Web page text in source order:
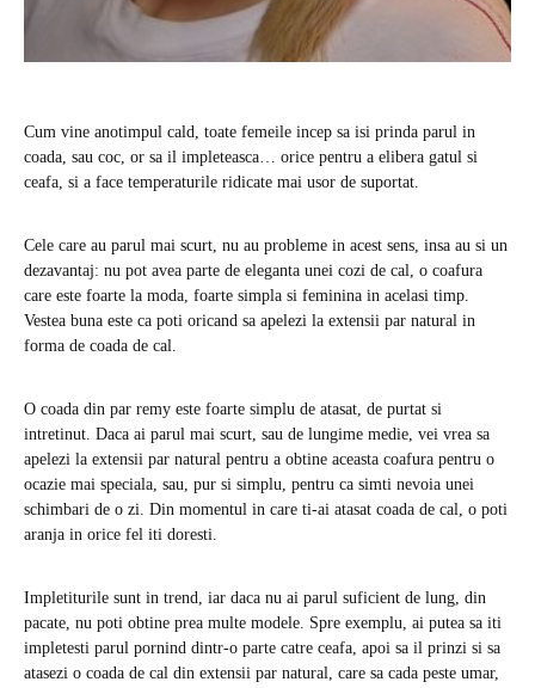
Cum vine anotimpul cald, toate femeile incep sa isi prinda parul in
coada, sau coc, or sa il impleteasca… orice pentru a elibera gatul si
ceafa, si a face temperaturile ridicate mai usor de suportat.
Cele care au parul mai scurt, nu au probleme in acest sens, insa au si un
dezavantaj: nu pot avea parte de eleganta unei cozi de cal, o coafura
care este foarte la moda, foarte simpla si feminina in acelasi timp.
Vestea buna este ca poti oricand sa apelezi la extensii par natural in
forma de coada de cal.
O coada din par remy este foarte simplu de atasat, de purtat si
intretinut. Daca ai parul mai scurt, sau de lungime medie, vei vrea sa
apelezi la extensii par natural pentru a obtine aceasta coafura pentru o
ocazie mai speciala, sau, pur si simplu, pentru ca simti nevoia unei
schimbari de o zi. Din momentul in care ti-ai atasat coada de cal, o poti
aranja in orice fel iti doresti.
Impletiturile sunt in trend, iar daca nu ai parul suficient de lung, din
pacate, nu poti obtine prea multe modele. Spre exemplu, ai putea sa iti
impletesti parul pornind dintr-o parte catre ceafa, apoi sa il prinzi si sa
atasezi o coada de cal din extensii par natural, care sa cada peste umar,